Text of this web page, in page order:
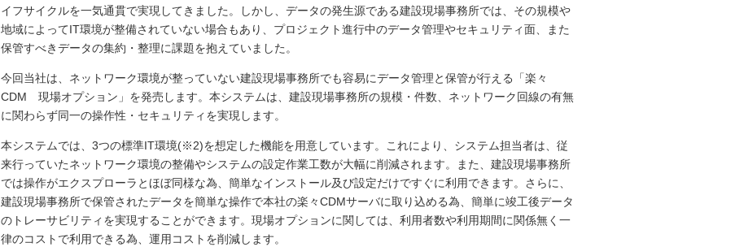
イフサイクルを一気通貫で実現してきました。しかし、データの発生源である建設現場事務所では、その規模や
地域によってIT環境が整備されていない場合もあり、プロジェクト進行中のデータ管理やセキュリティ面、また
保管すべきデータの集約・整理に課題を抱えていました。
今回当社は、ネットワーク環境が整っていない建設現場事務所でも容易にデータ管理と保管が行える「楽々
CDM 現場オプション」を発売します。本システムは、建設現場事務所の規模・件数、ネットワーク回線の有無
に関わらず同一の操作性・セキュリティを実現します。
本システムでは、3つの標準IT環境(※2)を想定した機能を用意しています。これにより、システム担当者は、従
来行っていたネットワーク環境の整備やシステムの設定作業工数が大幅に削減されます。また、建設現場事務所
では操作がエクスプローラとほぼ同様な為、簡単なインストール及び設定だけですぐに利用できます。さらに、
建設現場事務所で保管されたデータを簡単な操作で本社の楽々CDMサーバに取り込める為、簡単に竣工後データ
のトレーサビリティを実現することができます。現場オプションに関しては、利用者数や利用期間に関係無く一
律のコストで利用できる為、運用コストを削減します。